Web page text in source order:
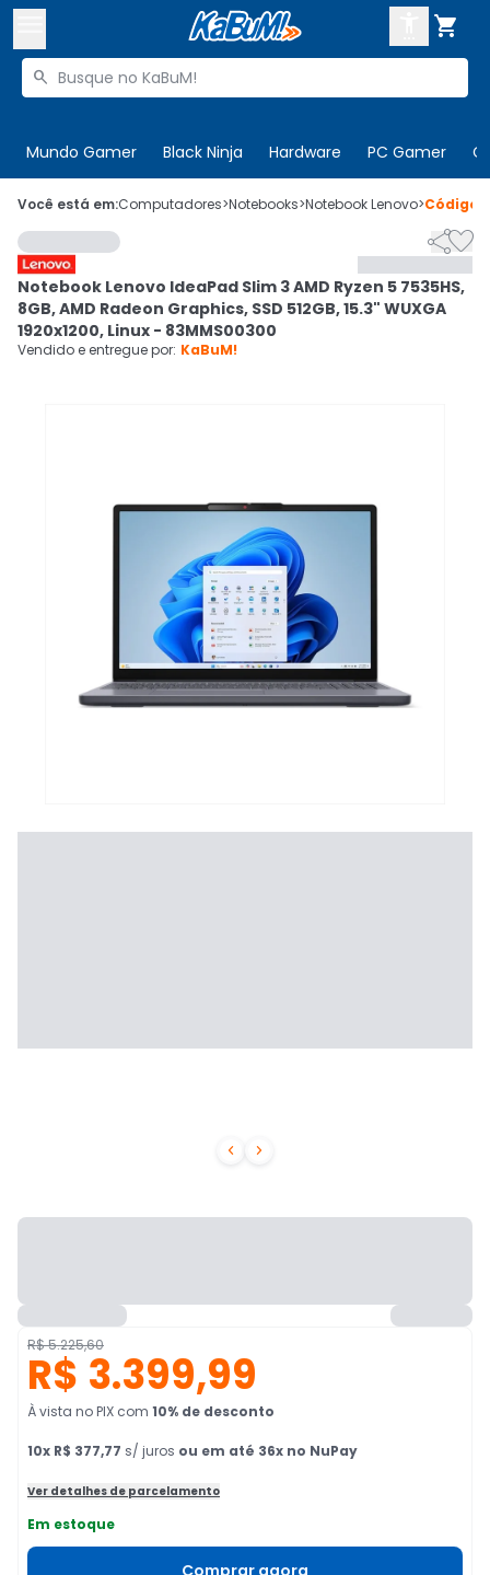

Buscar produtos

Mundo Gamer Black Ninja Hardware PC Gamer
 Olá. Acesse sua conta
 Departamentos
Cupons
Mais Vendidos
CADASTRE-SE
Você está em:Computadores>Notebooks>Notebook Lenovo>Código
 

Notebook Lenovo IdeaPad Slim 3 AMD Ryzen 5 7535HS,
8GB, AMD Radeon Graphics, SSD 512GB, 15.3" WUXGA
1920x1200, Linux - 83MMS00300
Vendido e entregue por: KaBuM!
R$ 5.225,60
R$ 3.399,99
À vista no PIX com 10% de desconto
10x R$ 377,77 s/ juros ou em até 36x no NuPay
Ver detalhes de parcelamento
Em estoque
Comprar agora